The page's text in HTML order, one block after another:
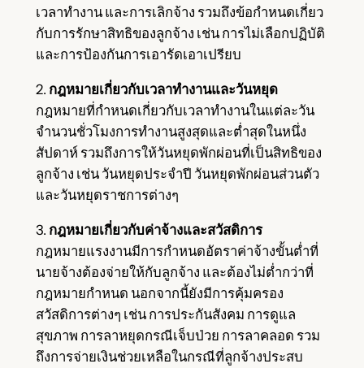
เวลาทำงาน และการเลิกจ้าง รวมถึงข้อกำหนดเกี่ยว
กับการรักษาสิทธิของลูกจ้าง เช่น การไม่เลือกปฏิบัติ
และการป้องกันการเอารัดเอาเปรียบ
2. กฎหมายเกี่ยวกับเวลาทำงานและวันหยุด
กฎหมายที่กำหนดเกี่ยวกับเวลาทำงานในแต่ละวัน
จำนวนชั่วโมงการทำงานสูงสุดและต่ำสุดในหนึ่ง
สัปดาห์ รวมถึงการให้วันหยุดพักผ่อนที่เป็นสิทธิของ
ลูกจ้าง เช่น วันหยุดประจำปี วันหยุดพักผ่อนส่วนตัว
และวันหยุดราชการต่างๆ
3. กฎหมายเกี่ยวกับค่าจ้างและสวัสดิการ
กฎหมายแรงงานมีการกำหนดอัตราค่าจ้างขั้นต่ำที่
นายจ้างต้องจ่ายให้กับลูกจ้าง และต้องไม่ต่ำกว่าที่
กฎหมายกำหนด นอกจากนี้ยังมีการคุ้มครอง
สวัสดิการต่างๆ เช่น การประกันสังคม การดูแล
สุขภาพ การลาหยุดกรณีเจ็บป่วย การลาคลอด รวม
ถึงการจ่ายเงินช่วยเหลือในกรณีที่ลูกจ้างประสบ